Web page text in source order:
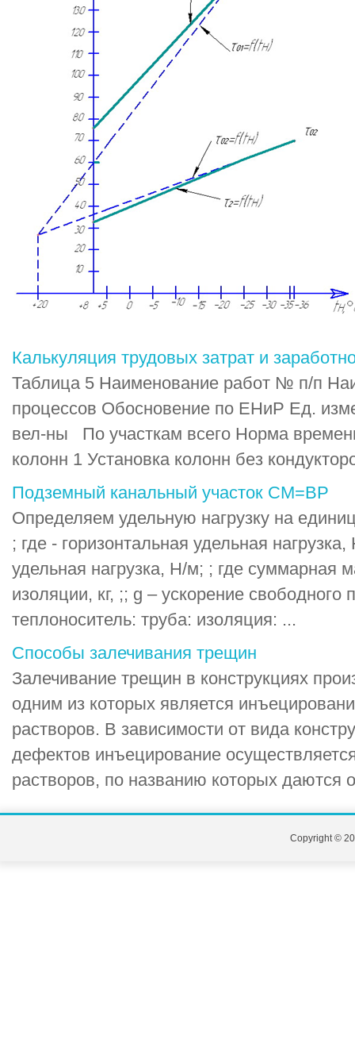
Калькуляция трудовых затрат и
Таблица 5 Наименование работ № п/п
процессов Обосновение по ЕНиР Ед.
вел-ны По участкам всего Норма
колонн 1 Установка колонн без
Подземный канальный участок СМ=ВР
Определяем удельную нагрузку на
; где - горизонтальная удельная
удельная нагрузка, Н/м; ; где суммарная
изоляции, кг, ;; g – ускорение свободного
теплоноситель: труба: изоляция: ...
Способы залечивания трещин
Залечивание трещин в конструкциях
одним из которых является
растворов. В зависимости от вида
дефектов инъецирование
растворов, по названию которых даются
Copyright ©